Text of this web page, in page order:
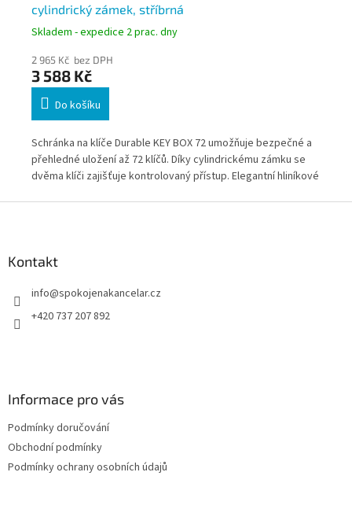
cylindrický zámek, stříbrná
Skladem - expedice 2 prac. dny
2 965 Kč bez DPH
3 588 Kč
Do košíku
Schránka na klíče Durable KEY BOX 72 umožňuje bezpečné a
přehledné uložení až 72 klíčů. Díky cylindrickému zámku se
dvěma klíči zajišťuje kontrolovaný přístup. Elegantní hliníkové
Kontakt
info@spokojenakancelar.cz
+420 737 207 892
Informace pro vás
Podmínky doručování
Obchodní podmínky
Podmínky ochrany osobních údajů